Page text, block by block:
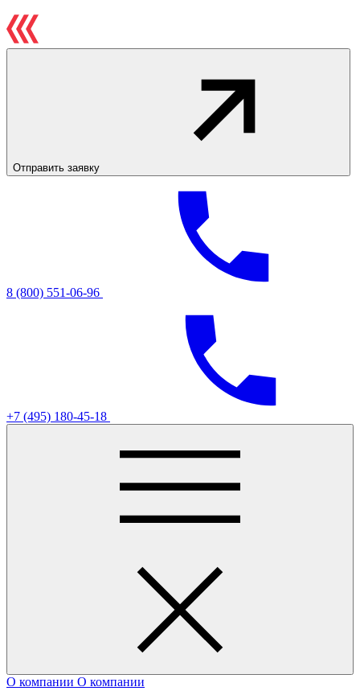
Отправить заявку
8 (800) 551-06-96
+7 (495) 180-45-18
О компании О компании